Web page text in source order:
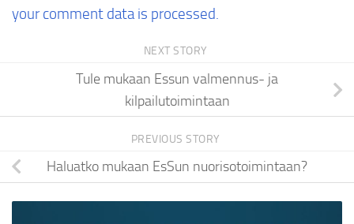
your comment data is processed.
NEXT STORY
Tule mukaan Essun valmennus- ja
kilpailutoimintaan
PREVIOUS STORY
Haluatko mukaan EsSun nuorisotoimintaan?